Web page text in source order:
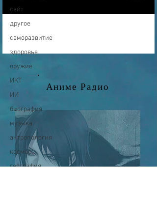
сайт
другое
саморазвитие
здоровье
оружие
ИКТ
ИИ
биография
музыка
антропология
космос
география
Аниме Радио